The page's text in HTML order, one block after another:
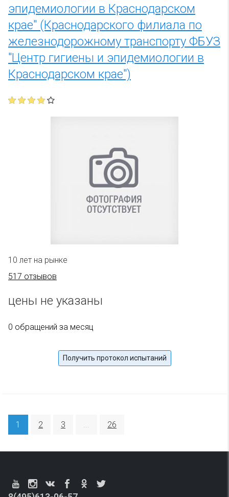
эпидемиологии в Краснодарском
крае" (Краснодарского филиала по
железнодорожному транспорту ФБУЗ
"Центр гигиены и эпидемиологии в
Краснодарском крае")
10 лет на рынке
517 отзывов
цены не указаны
0 обращений за месяц
Получить протокол испытаний
1 2 3 ... 26